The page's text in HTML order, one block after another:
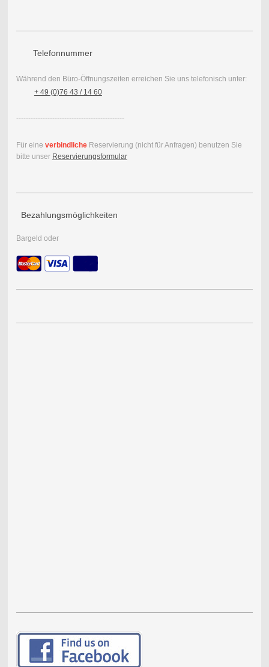
Telefonnummer
Während den Büro-Öffnungszeiten erreichen Sie uns telefonisch unter:
+ 49 (0)76 43 / 14 60
---------------------------------------------
Für eine verbindlicheReservierung (nicht für Anfragen) benutzen Sie
bitte unser Reservierungsformular
Bezahlungsmöglichkeiten
Bargeld oder